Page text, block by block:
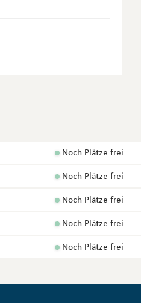
Noch Plätze frei
Noch Plätze frei
Noch Plätze frei
Noch Plätze frei
Noch Plätze frei